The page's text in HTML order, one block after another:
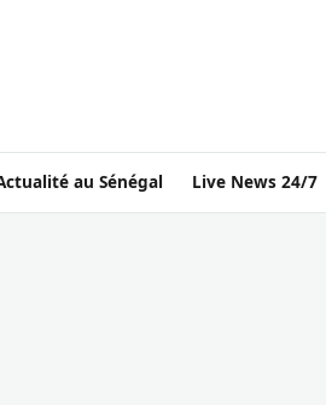
au Sénégal Live News 24/7